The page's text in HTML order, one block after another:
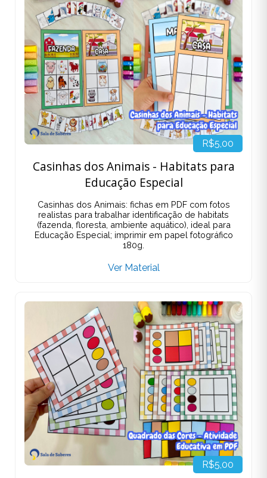
R$5,00
Casinhas dos Animais - Habitats para
Educação Especial
Casinhas dos Animais: fichas em PDF com fotos
realistas para trabalhar identificação de habitats
(fazenda, floresta, ambiente aquático), ideal para
Educação Especial; imprimir em papel fotográfico
180g.
Ver Material
R$5,00